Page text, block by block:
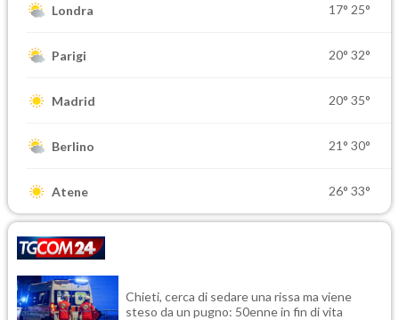
Londra 17° 25°
Parigi 20° 32°
Madrid 20° 35°
Berlino 21° 30°
Atene 26° 33°
Chieti, cerca di sedare una rissa ma viene
steso da un pugno: 50enne in fin di vita